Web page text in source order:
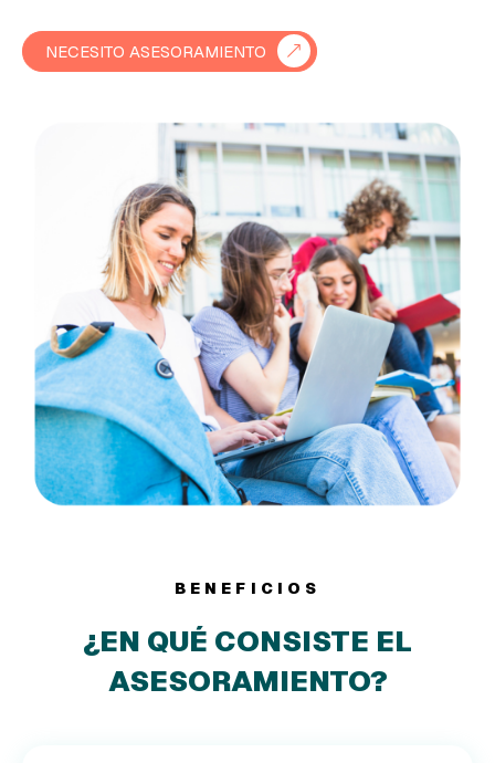
NECESITO ASESORAMIENTO
BENEFICIOS
¿EN QUÉ CONSISTE EL
ASESORAMIENTO?